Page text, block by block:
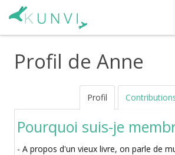
Profil de Anne
Profil
Pourquoi suis-je
- A propos d'un vieux livre, on parle de